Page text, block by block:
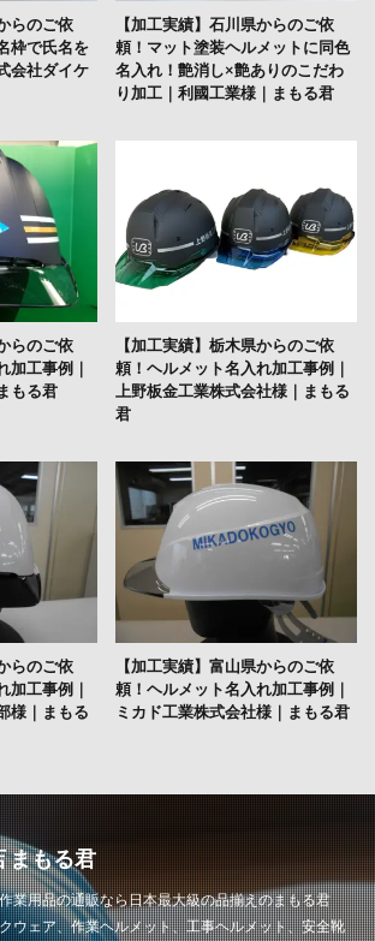
らのご依
枠で氏名を
会社ダイケ
【加工実績】石川県からのご依
頼！マット塗装ヘルメットに同色
名入れ！艶消し×艶ありのこだわ
り加工｜利國工業様｜まもる君
らのご依
加工事例｜
もる君
【加工実績】栃木県からのご依
頼！ヘルメット名入れ加工事例｜
上野板金工業株式会社様｜まもる
君
らのご依
加工事例｜
様｜まもる
【加工実績】富山県からのご依
頼！ヘルメット名入れ加工事例｜
ミカド工業株式会社様｜まもる君
まもる君
業用品の通販なら日本最大級の品揃えのまもる君
ウェア、作業ヘルメット、工事ヘルメット、安全靴